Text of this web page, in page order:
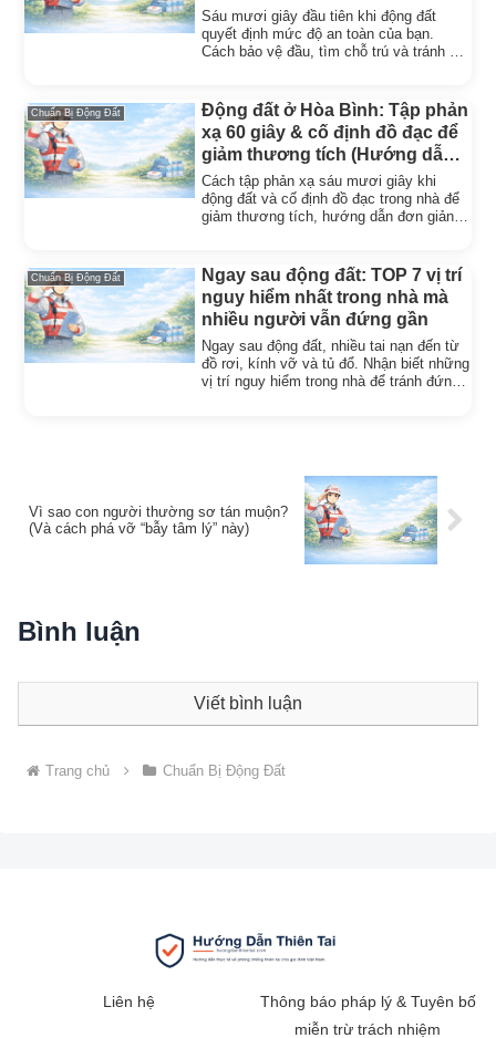
Sáu mươi giây đầu tiên khi động đất
quyết định mức độ an toàn của bạn.
Cách bảo vệ đầu, tìm chỗ trú và tránh vật
Chuẩn Bị Động Đất
Động đất ở Hòa Bình: Tập phản
xạ 60 giây & cố định đồ đạc để
giảm thương tích (Hướng dẫn
đơn giản tại nhà)
Cách tập phản xạ sáu mươi giây khi
động đất và cố định đồ đạc trong nhà để
giảm thương tích, hướng dẫn đơn giản
Chuẩn Bị Động Đất
Ngay sau động đất: TOP 7 vị trí
nguy hiểm nhất trong nhà mà
nhiều người vẫn đứng gần
Ngay sau động đất, nhiều tai nạn đến từ
đồ rơi, kính vỡ và tủ đổ. Nhận biết những
vị trí nguy hiểm trong nhà để tránh đứng
Vì sao con người thường sơ tán muộn?
(Và cách phá vỡ “bẫy tâm lý” này)
Bình luận
Viết bình luận
Trang chủ Chuẩn Bị Động Đất
Liên hệ
Thông báo pháp lý & Tuyên bố
miễn trừ trách nhiệm